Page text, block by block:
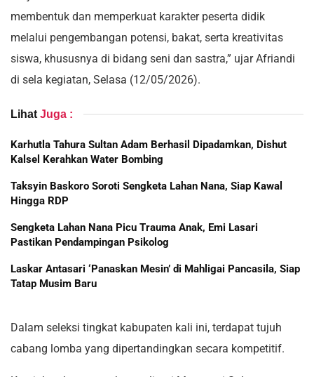
membentuk dan memperkuat karakter peserta didik
melalui pengembangan potensi, bakat, serta kreativitas
siswa, khususnya di bidang seni dan sastra,” ujar Afriandi
di sela kegiatan, Selasa (12/05/2026).
Lihat Juga :
Karhutla Tahura Sultan Adam Berhasil Dipadamkan, Dishut
Kalsel Kerahkan Water Bombing
Taksyin Baskoro Soroti Sengketa Lahan Nana, Siap Kawal
Hingga RDP
Sengketa Lahan Nana Picu Trauma Anak, Emi Lasari
Pastikan Pendampingan Psikolog
Laskar Antasari ‘Panaskan Mesin’ di Mahligai Pancasila, Siap
Tatap Musim Baru
Dalam seleksi tingkat kabupaten kali ini, terdapat tujuh
cabang lomba yang dipertandingkan secara kompetitif.